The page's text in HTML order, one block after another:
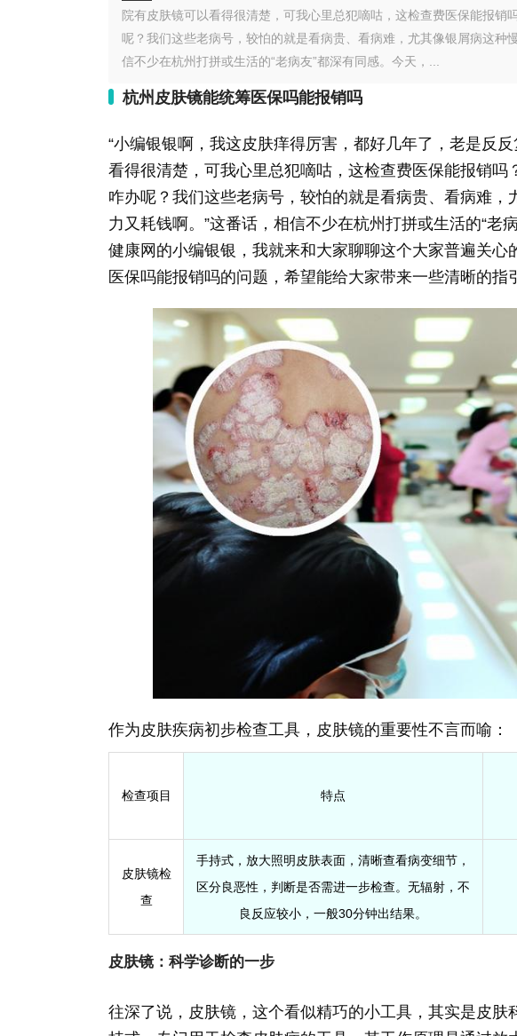
院有皮肤镜可以看得很清楚，可我心里总犯嘀咕，这检查费医保能报销
呢？我们这些老病号，较怕的就是看病贵、看病难，尤其像银屑病这种
信不少在杭州打拼或生活的“老病友”都深有同感。今天，...
杭州皮肤镜能统筹医保吗能报销吗
“小编银银啊，我这皮肤痒得厉害，都好几年了，老是反
看得很清楚，可我心里总犯嘀咕，这检查费医保能报销
咋办呢？我们这些老病号，较怕的就是看病贵、看病难
力又耗钱啊。”这番话，相信不少在杭州打拼或生活的“老
健康网的小编银银，我就来和大家聊聊这个大家普遍关
医保吗能报销吗的问题，希望能给大家带来一些清晰的指
作为皮肤疾病初步检查工具，皮肤镜的重要性不言而喻：
检查项目 特点
皮肤镜检
查
手持式，放大照明皮肤表面，清晰查看病变细节，
区分良恶性，判断是否需进一步检查。无辐射，不
良反应较小，一般30分钟出结果。
皮肤镜：科学诊断的一步
往深了说，皮肤镜，这个看似精巧的小工具，其实是皮肤